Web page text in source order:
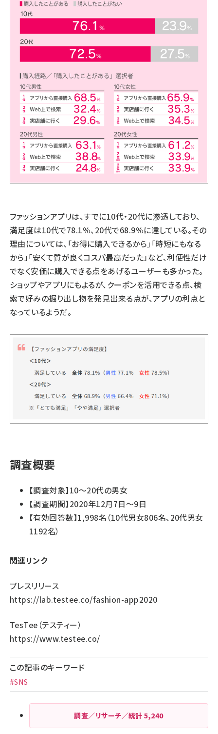
ファッションアプリは、すでに10代・20代に滲透しており、
満足度は10代で78.1％、20代で68.9％に達している。その
理由については、「お得に購入できるから」「時短にもなる
から」「安くて質が良くコスパ最高だった」など、利便性だけ
でなく安価に購入できる点をあげるユーザーも多かった。
ショップやアプリにもよるが、クーポンを活用できる点、検
索で好みの掘り出し物を発見出来る点が、アプリの利点と
なっているようだ。
調査概要
【調査対象】10～20代の男女
【調査期間】2020年12月7日～9日
【有効回答数】1,998名（10代男女806名、20代男女
1192名）
関連リンク
プレスリリース
https://lab.testee.co/fashion-app2020
TesTee（テスティー）
https://www.testee.co/
この記事のキーワード
#SNS
調査／リサーチ／統計5,240